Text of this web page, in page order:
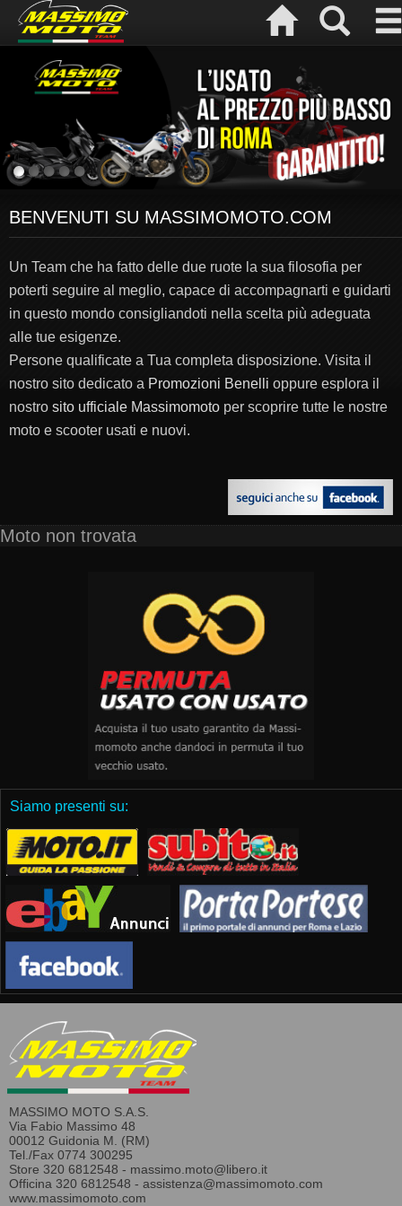
BENVENUTI SU MASSIMOMOTO.COM
Un Team che ha fatto delle due ruote la sua filosofia per
poterti seguire al meglio, capace di accompagnarti e guidarti
in questo mondo consigliandoti nella scelta più adeguata
alle tue esigenze.
Persone qualificate a Tua completa disposizione. Visita il
nostro sito dedicato a Promozioni Benelli oppure esplora il
nostro sito ufficiale Massimomoto per scoprire tutte le nostre
moto e scooter usati e nuovi.
Moto non trovata
Siamo presenti su:
MASSIMO MOTO S.A.S.
Via Fabio Massimo 48
00012 Guidonia M. (RM)
Tel./Fax 0774 300295
Store 320 6812548 - massimo.moto@libero.it
Officina 320 6812548 - assistenza@massimomoto.com
www.massimomoto.com